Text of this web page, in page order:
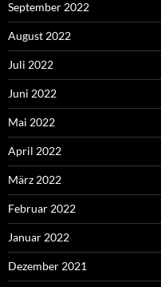
September 2022
August 2022
Juli 2022
Juni 2022
Mai 2022
April 2022
März 2022
Februar 2022
Januar 2022
Dezember 2021